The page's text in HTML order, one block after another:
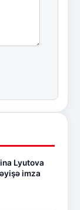
Lyutova
imza